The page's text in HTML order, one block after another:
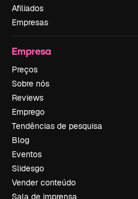
Afiliados
Empresas
Empresa
Preços
Sobre nós
Reviews
Emprego
Tendências de pesquisa
Blog
Eventos
Slidesgo
Vender conteúdo
Sala de imprensa